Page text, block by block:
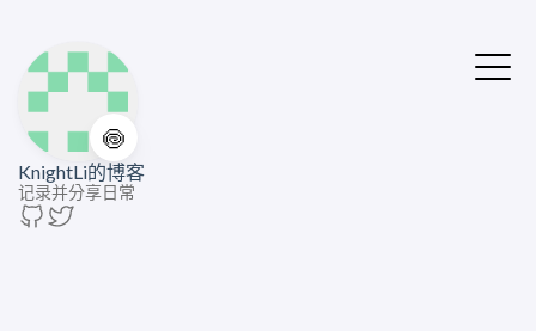
🍥
KnightLi的博客
记录并分享日常